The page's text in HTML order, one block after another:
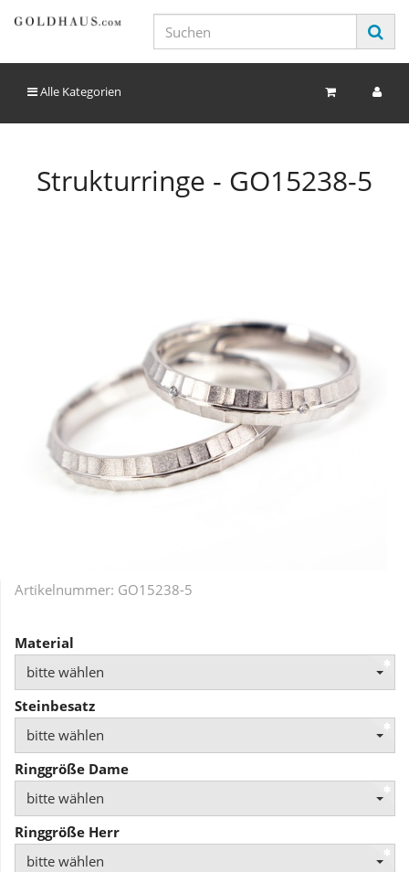
Alle Kategorien
Strukturringe - GO15238-5
Artikelnummer: GO15238-5
Material
bitte wählen
Steinbesatz
bitte wählen
Ringgröße Dame
bitte wählen
Ringgröße Herr
bitte wählen